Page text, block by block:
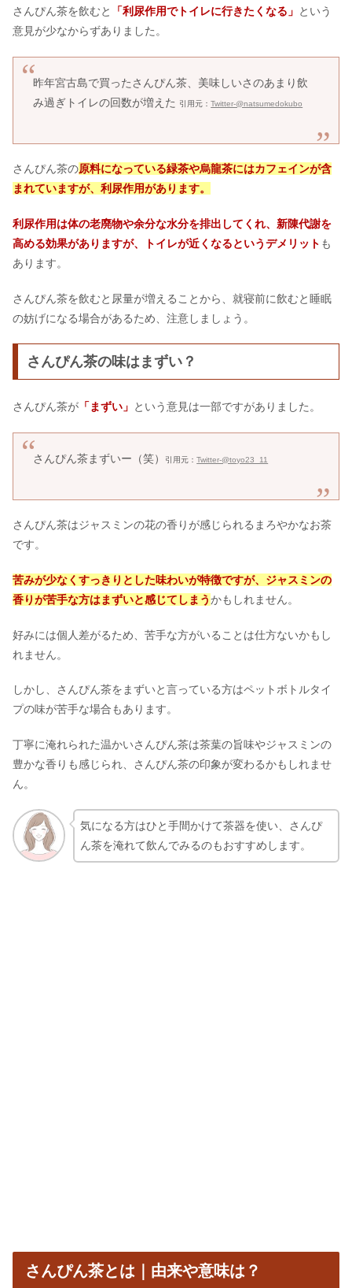
さんぴん茶を飲むと 「利尿作用でトイレに行きたくなる」 という
意見が少なからずありました。
昨年宮古島で買ったさんぴん茶、美味しいさのあまり飲
み過ぎトイレの回数が増えた
引用元：Twitter-@natsumedokubo
さんぴん茶の原料になっている緑茶や烏龍茶にはカフェインが含
まれていますが、利尿作用があります。
利尿作用は体の老廃物や余分な水分を排出してくれ、新陳代謝を
高める効果がありますが、トイレが近くなるというデメリット も
あります。
さんぴん茶を飲むと尿量が増えることから、就寝前に飲むと睡眠
の妨げになる場合があるため、注意しましょう。
さんぴん茶の味はまずい？
さんぴん茶が 「まずい」 という意見は一部ですがありました。
さんぴん茶まずいー（笑） 引用元：Twitter-@toyo23_11
さんぴん茶はジャスミンの花の香りが感じられるまろやかなお茶
です。
苦みが少なくすっきりとした味わいが特徴ですが、ジャスミンの
香りが苦手な方はまずいと感じてしまうかもしれません。
好みには個人差がるため、苦手な方がいることは仕方ないかもし
れません。
しかし、さんぴん茶をまずいと言っている方はペットボトルタイ
プの味が苦手な場合もあります。
丁寧に淹れられた温かいさんぴん茶は茶葉の旨味やジャスミンの
豊かな香りも感じられ、さんぴん茶の印象が変わるかもしれませ
ん。
気になる方はひと手間かけて茶器を使い、さんぴ
ん茶を淹れて飲んでみるのもおすすめします。
さんぴん茶とは｜由来や意味は？